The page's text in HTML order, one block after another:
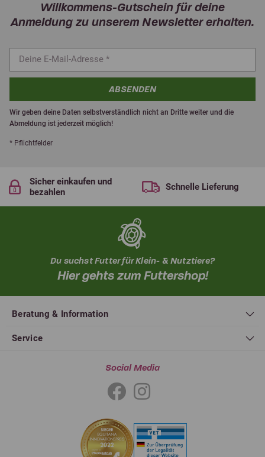
Willkommens-Gutschein für deine
Anmeldung zu unserem Newsletter erhalten.
ABSENDEN
Wir geben deine Daten selbstverständlich nicht an Dritte weiter und die
Abmeldung ist jederzeit möglich!
* Pflichtfelder
Sicher einkaufen und
bezahlen
Schnelle Lieferung
Du suchst Futter für Klein- & Nutztiere?
Hier gehts zum Futtershop!
Beratung & Information
Service
Social Media